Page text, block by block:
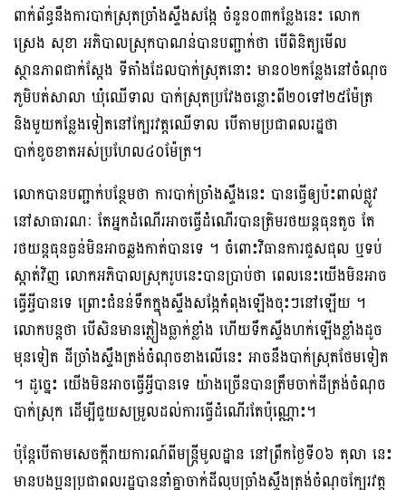
ពាក់ព័ន្ធនឹងការបាក់ស្រុតច្រាំងស្ទឹងសង្កែ ចំនួន០៣កន្លែងនេះ លោក
ស្រេង សុខា អភិបាលស្រុកបាណន់បានបញ្ជាក់ថា បើពិនិត្យមើល
ស្ថានភាពជាក់ស្ដែង ទីតាំងដែលបាក់ស្រុតនោះ មាន០២កន្លែងនៅចំណុច
ភូមិបត់សាលា ឃុំឈើទាល បាក់ស្រុតប្រវែងចន្លោះពី២០ទៅ២៥ម៉ែត្រ
និងមួយកន្លែងទៀតនៅក្បែរវត្តឈើទាល បើតាមប្រជាពលរដ្ឋថា
បាក់ខូចខាតអស់ប្រហែល៤០ម៉ែត្រ។
លោកបានបញ្ជាក់បន្ថែមថា ការបាក់ច្រាំងស្ទឹងនេះ បានធ្វើឲ្យប៉ះពាល់ផ្លូវ
នៅសាធារណៈ តែអ្នកដំណើរអាចធ្វើដំណើរបានត្រិមរថយន្តធុនតូច តែ
រថយន្តធុនធ្ងន់មិនអាចឆ្លងកាត់បានទេ ។ ចំពោះវិធានការជួសជុល ឬទប់
ស្កាត់វិញ លោកអភិបាលស្រុករូបនេះបានប្រាប់ថា ពេលនេះយើងមិនអាច
ធ្វើអ្វីបានទេ ព្រោះជំនន់ទឹកក្នុងស្ទឹងសង្កែកំពុងឡើងចុះៗនៅឡើយ ។
លោកបន្តថា បើសិនមានភ្លៀងធ្លាក់ខ្លាំង ហើយទឹកស្ទឹងហក់ឡើងខ្លាំងដូច
មុនទៀត ដីច្រាំងស្ទឹងត្រង់ចំណុចខាងលើនេះ អាចនឹងបាក់ស្រុតថែមទៀត
។ ដូច្នេះ យើងមិនអាចធ្វើអ្វីបានទេ យ៉ាងច្រើនបានត្រឹមចាក់ដីត្រង់ចំណុច
បាក់ស្រុក ដើម្បីជួយសម្រូលដល់ការធ្វើដំណើរតែប៉ុណ្ណោះ។
ប៉ុន្តែបើតាមសេចក្ដីរាយការណ៍ពីមន្ត្រីមូលដ្ឋាន នៅព្រឹកថ្ងៃទី០៦ តុលា នេះ
មានបងប្អូនប្រជាពលរដ្ឋបាននាំគ្នាចាក់ដីលុបច្រាំងស្ទឹងត្រង់ចំណុចក្បែរវត្ត